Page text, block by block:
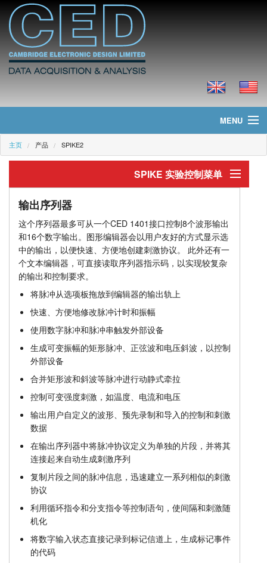
MENU
主页
产品
价格
下载
教程
支持
主页 产品 SPIKE2
SPIKE 实验控制菜单
输出序列器
刺激输出
输出序列器
这个序列器最多可从一个CED 1401接口控制8个波形输出
和16个数字输出。图形编辑器会以用户友好的方式显示选
中的输出，以便快速、方便地创建刺激协议。 此外还有一
个文本编辑器，可直接读取序列器指示码，以实现较复杂
的输出和控制要求。
将脉冲从选项板拖放到编辑器的输出轨上
快速、方便地修改脉冲计时和振幅
使用数字脉冲和脉冲串触发外部设备
生成可变振幅的矩形脉冲、正弦波和电压斜波，以控制
外部设备
合并矩形波和斜波等脉冲进行动静式牵拉
控制可变强度刺激，如温度、电流和电压
输出用户自定义的波形、预先录制和导入的控制和刺激
数据
在输出序列器中将脉冲协议定义为单独的片段，并将其
连接起来自动生成刺激序列
复制片段之间的脉冲信息，迅速建立一系列相似的刺激
协议
利用循环指令和分支指令等控制语句，使间隔和刺激随
机化
将数字输入状态直接记录到标记信道上，生成标记事件
的代码